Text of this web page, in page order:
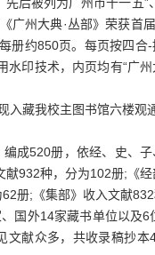
广州大典·丛部》荣获首
册约850页。每页按四
印技术，内页均有“广
入藏我校主图书馆六楼观
编成520册，依经、史、
932种，分为102册;《
册;《集部》收入文献
国外14家藏书单位以
文献众多，共收录稿抄